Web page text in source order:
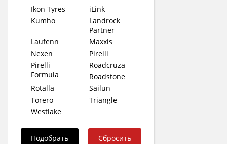
Ikon Tyres
iLink
Kumho
Landrock
Partner
Laufenn
Maxxis
Nexen
Pirelli
Pirelli
Formula
Roadcruza
Roadstone
Rotalla
Sailun
Torero
Triangle
Westlake